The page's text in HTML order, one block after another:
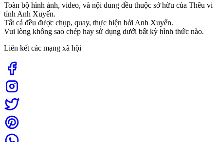
Toàn bộ hình ảnh, video, và nội dung đều thuộc sở hữu của Thêu vi
tính Anh Xuyến.
Tất cả đều được chụp, quay, thực hiện bởi Anh Xuyến.
Vui lòng không sao chép hay sử dụng dưới bất kỳ hình thức nào.
Liên kết các mạng xã hội